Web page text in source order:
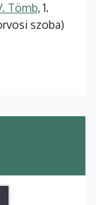
Tömb, 1.
szoba)